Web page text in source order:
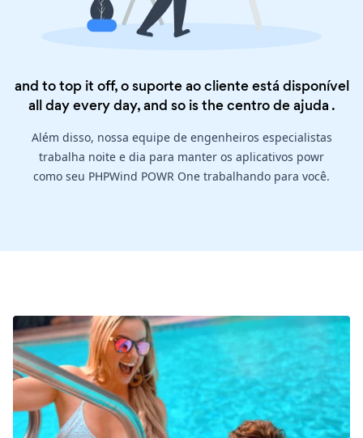
and to top it off, o suporte ao cliente está disponível
all day every day, and so is thecentro de ajuda .
Além disso, nossa equipe de engenheiros especialistas
trabalha noite e dia para manter os aplicativos powr
como seu PHPWind POWR One trabalhando para você.